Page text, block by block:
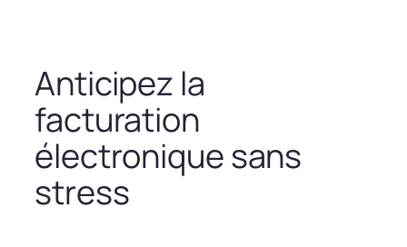
Anticipez la
facturation
électronique sans
stress